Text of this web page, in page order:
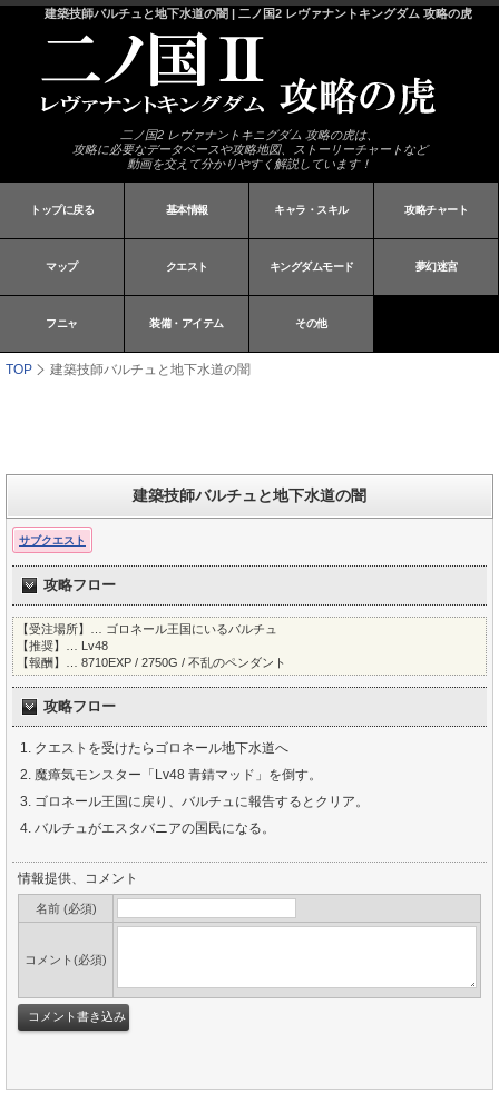
建築技師バルチュと地下水道の闇 | 二ノ国2 レヴァナントキングダム 攻略の虎
二ノ国2 レヴァナントキニグダム 攻略の虎は、
攻略に必要なデータベースや攻略地図、ストーリーチャートなど
動画を交えて分かりやすく解説しています！
トップに戻る 基本情報 キャラ・スキル 攻略チャート
マップ クエスト キングダムモード 夢幻迷宮
フニャ 装備・アイテム その他
TOP 建築技師バルチュと地下水道の闇
建築技師バルチュと地下水道の闇
サブクエスト
攻略フロー
【受注場所】… ゴロネール王国にいるバルチュ
【推奨】… Lv48
【報酬】… 8710EXP / 2750G / 不乱のペンダント
攻略フロー
クエストを受けたらゴロネール地下水道へ
魔瘴気モンスター「Lv48 青錆マッド」を倒す。
ゴロネール王国に戻り、バルチュに報告するとクリア。
バルチュがエスタバニアの国民になる。
情報提供、コメント
名前 (必須)
コメント(必須)